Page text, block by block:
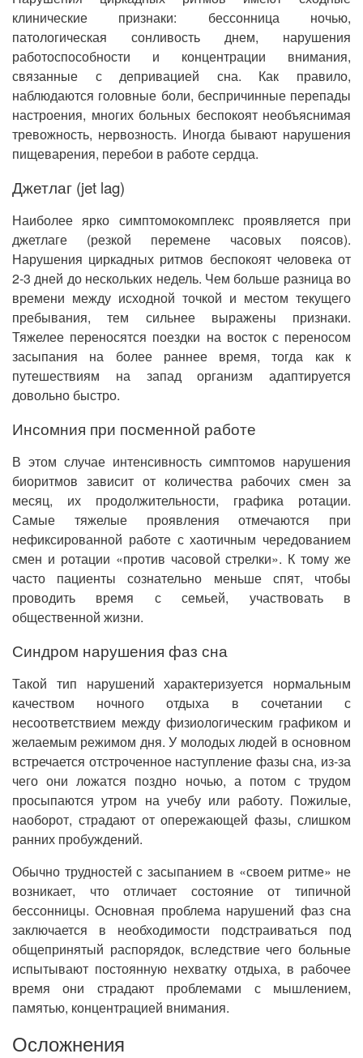
клинические признаки: бессонница ночью,
патологическая сонливость днем, нарушения
работоспособности и концентрации внимания,
связанные с депривацией сна. Как правило,
наблюдаются головные боли, беспричинные перепады
настроения, многих больных беспокоят необъяснимая
тревожность, нервозность. Иногда бывают нарушения
пищеварения, перебои в работе сердца.
Джетлаг (jet lag)
Наиболее ярко симптомокомплекс проявляется при
джетлаге (резкой перемене часовых поясов).
Нарушения циркадных ритмов беспокоят человека от
2-3 дней до нескольких недель. Чем больше разница во
времени между исходной точкой и местом текущего
пребывания, тем сильнее выражены признаки.
Тяжелее переносятся поездки на восток с переносом
засыпания на более раннее время, тогда как к
путешествиям на запад организм адаптируется
довольно быстро.
Инсомния при посменной работе
В этом случае интенсивность симптомов нарушения
биоритмов зависит от количества рабочих смен за
месяц, их продолжительности, графика ротации.
Самые тяжелые проявления отмечаются при
нефиксированной работе с хаотичным чередованием
смен и ротации «против часовой стрелки». К тому же
часто пациенты сознательно меньше спят, чтобы
проводить время с семьей, участвовать в
общественной жизни.
Синдром нарушения фаз сна
Такой тип нарушений характеризуется нормальным
качеством ночного отдыха в сочетании с
несоответствием между физиологическим графиком и
желаемым режимом дня. У молодых людей в основном
встречается отстроченное наступление фазы сна, из-за
чего они ложатся поздно ночью, а потом с трудом
просыпаются утром на учебу или работу. Пожилые,
наоборот, страдают от опережающей фазы, слишком
ранних пробуждений.
Обычно трудностей с засыпанием в «своем ритме» не
возникает, что отличает состояние от типичной
бессонницы. Основная проблема нарушений фаз сна
заключается в необходимости подстраиваться под
общепринятый распорядок, вследствие чего больные
испытывают постоянную нехватку отдыха, в рабочее
время они страдают проблемами с мышлением,
памятью, концентрацией внимания.
Осложнения